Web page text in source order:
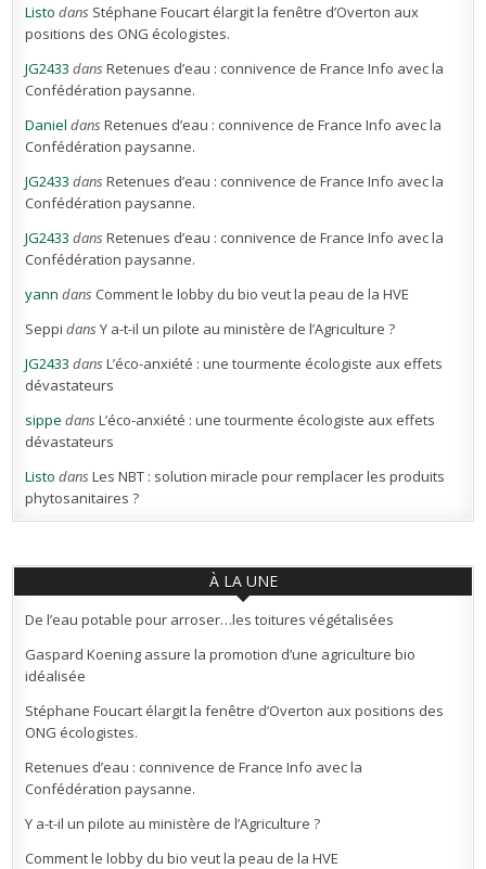
Listo dans Stéphane Foucart élargit la fenêtre d’Overton aux
positions des ONG écologistes.
JG2433 dansRetenues d’eau : connivence de France Info avec la
Confédération paysanne.
Daniel dansRetenues d’eau : connivence de France Info avec la
Confédération paysanne.
JG2433 dansRetenues d’eau : connivence de France Info avec la
Confédération paysanne.
JG2433 dansRetenues d’eau : connivence de France Info avec la
Confédération paysanne.
yann dans Comment le lobby du bio veut la peau de la HVE
Seppi dansY a-t-il un pilote au ministère de l’Agriculture ?
JG2433 dansL’éco-anxiété : une tourmente écologiste aux effets
dévastateurs
sippe dansL’éco-anxiété : une tourmente écologiste aux effets
dévastateurs
Listo dansLes NBT : solution miracle pour remplacer les produits
phytosanitaires ?
À LA UNE
De l’eau potable pour arroser…les toitures végétalisées
Gaspard Koening assure la promotion d’une agriculture bio
idéalisée
Stéphane Foucart élargit la fenêtre d’Overton aux positions des
ONG écologistes.
Retenues d’eau : connivence de France Info avec la
Confédération paysanne.
Y a-t-il un pilote au ministère de l’Agriculture ?
Comment le lobby du bio veut la peau de la HVE